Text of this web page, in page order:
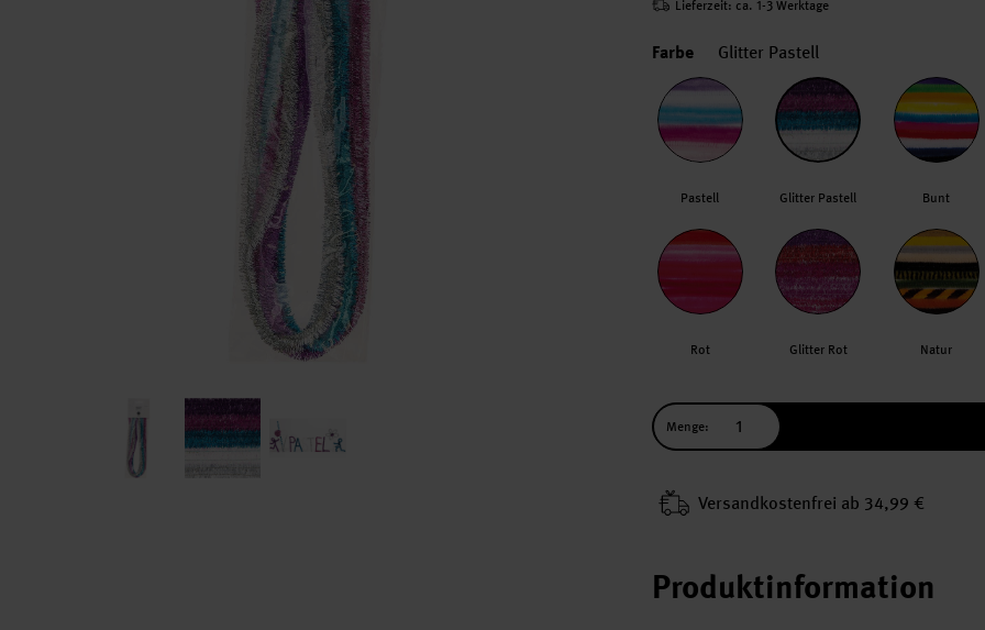
Lieferzeit: ca. 1-3 Werktage
Farbe Glitter Pastell
Pastell Glitter Pastell Bunt
Rot Glitter Rot Natur
Menge:
Versand­kosten­frei ab 34,99 €
Produktinformation